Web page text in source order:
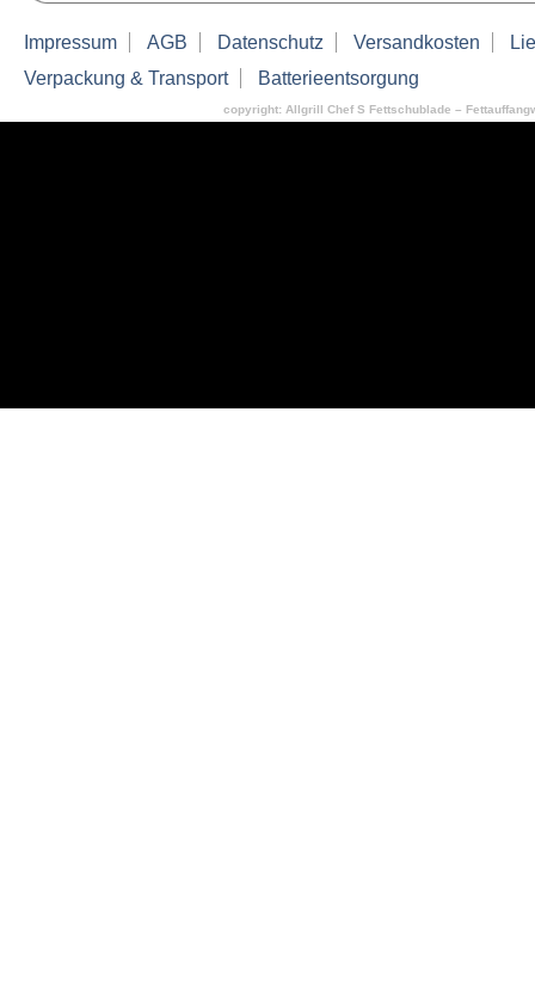
Impressum AGB Datenschutz Versandkosten
Verpackung & Transport
Batterieentsorgung
copyright: Allgrill Chef S Fettschublade –